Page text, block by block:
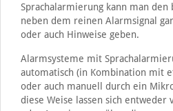
Sprachalarmierung kann man
neben dem reinen Alarmsignal
oder auch Hinweise geben.
Alarmsysteme mit
automatisch (in Kombination mit
oder auch manuell durch ein
diese Weise lassen sich entweder